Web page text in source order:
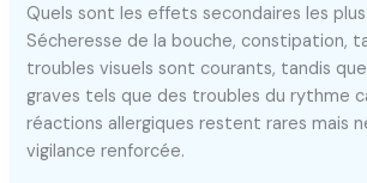
Quels sont les effets secondaires les
Sécheresse de la bouche, constipation,
troubles visuels sont courants, tandis
graves tels que des troubles du rythme
réactions allergiques restent rares mais
vigilance renforcée.